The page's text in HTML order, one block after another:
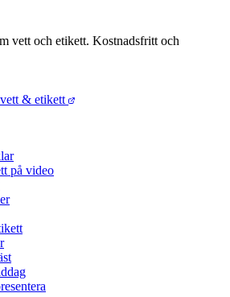
vett och etikett. Kostnadsfritt och
& etikett
på video